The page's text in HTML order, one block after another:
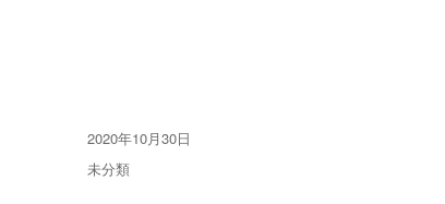
投
稿
2020年10月30日
カ
未分類